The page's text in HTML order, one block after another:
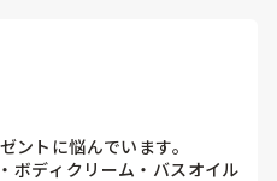
ントに悩んでいます。
ボディクリーム・バスオイル